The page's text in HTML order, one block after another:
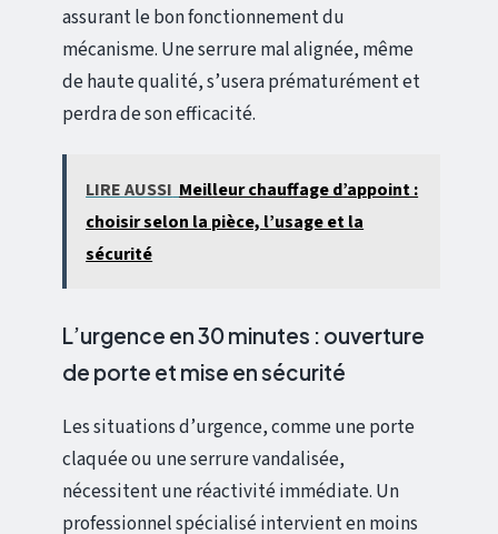
assurant le bon fonctionnement du
mécanisme. Une serrure mal alignée, même
de haute qualité, s’usera prématurément et
perdra de son efficacité.
LIRE AUSSI Meilleur chauffage d’appoint :
choisir selon la pièce, l’usage et la
sécurité
L’urgence en 30 minutes : ouverture
de porte et mise en sécurité
Les situations d’urgence, comme une porte
claquée ou une serrure vandalisée,
nécessitent une réactivité immédiate. Un
professionnel spécialisé intervient en moins